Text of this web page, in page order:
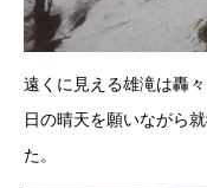
遠くに見える雄滝は轟
日の晴天を願いながら
た。